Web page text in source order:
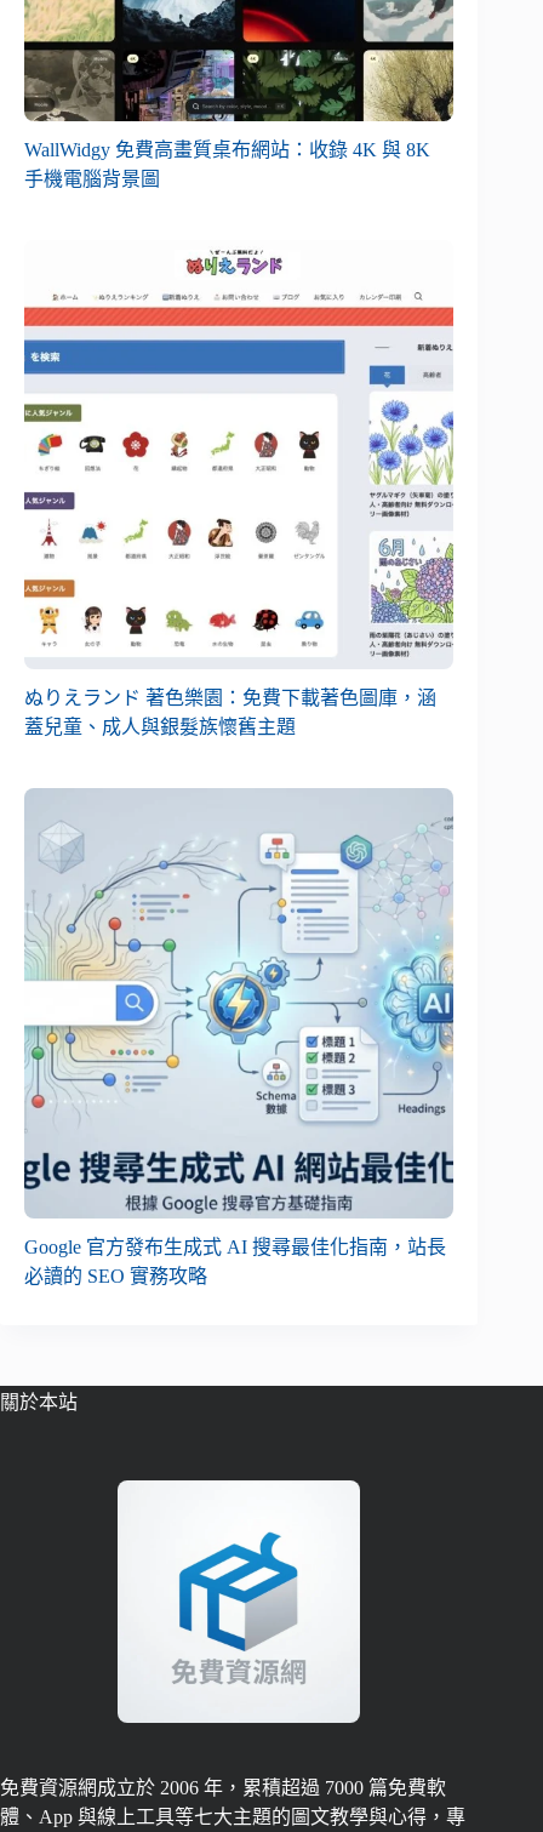
WallWidgy 免費高畫質桌布網站：收錄 4K 與 8K
手機電腦背景圖
ぬりえランド 著色樂園：免費下載著色圖庫，涵
蓋兒童、成人與銀髮族懷舊主題
Google 官方發布生成式 AI 搜尋最佳化指南，站長
必讀的 SEO 實務攻略
關於本站
免費資源網成立於 2006 年，累積超過 7000 篇免費軟
體、App 與線上工具等七大主題的圖文教學與心得，專